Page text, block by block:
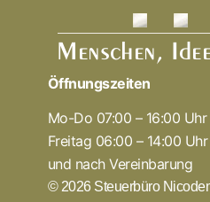
Öffnungszeiten
Mo-Do 07:00 – 16:00 Uhr
Freitag 06:00 – 14:00 Uhr
und nach Vereinbarung
© 2026 Steuerbüro